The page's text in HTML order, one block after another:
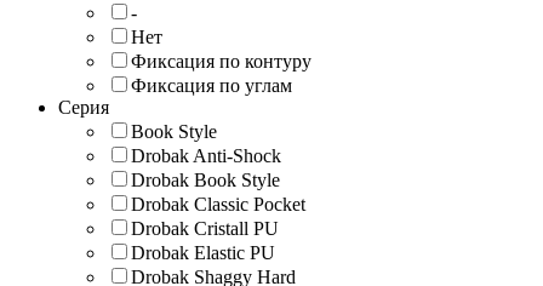
-
Нет
Фиксация по контуру
Фиксация по углам
Серия
Book Style
Drobak Anti-Shock
Drobak Book Style
Drobak Classic Pocket
Drobak Cristall PU
Drobak Elastic PU
Drobak Shaggy Hard